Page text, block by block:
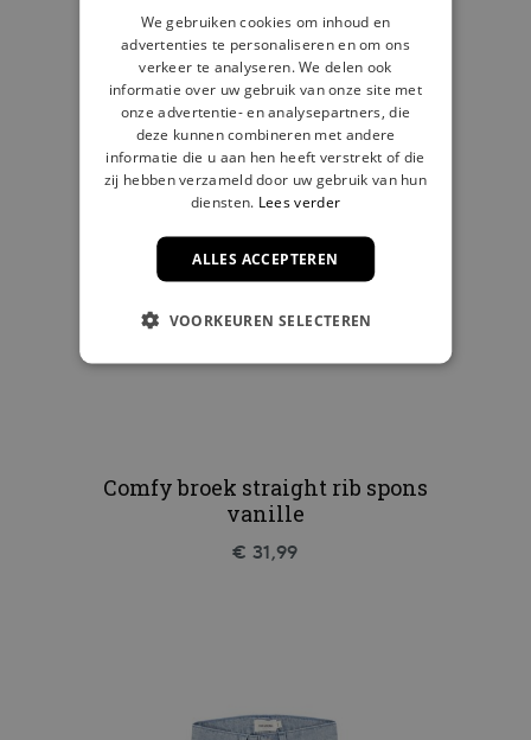
Comfy broek straight rib spons
vanille
€ 31,99
We gebruiken cookies om inhoud en
advertenties te personaliseren en om ons
verkeer te analyseren. We delen ook
informatie over uw gebruik van onze site met
onze advertentie- en analysepartners, die
deze kunnen combineren met andere
informatie die u aan hen heeft verstrekt of die
zij hebben verzameld door uw gebruik van hun
diensten. Lees verder
ALLES ACCEPTEREN
VOORKEUREN SELECTEREN